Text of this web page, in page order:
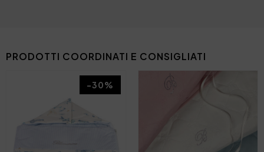
PRODOTTI COORDINATI E CONSIGLIATI
-30%